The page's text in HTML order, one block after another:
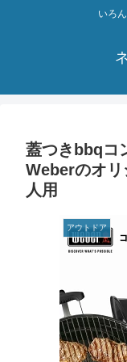
いろ
蓋つきbbqコ
Weberのオ
人用
アウトドア